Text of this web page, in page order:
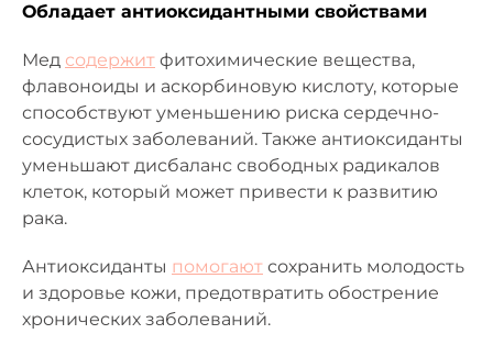
Обладает антиоксидантными свойствами
Мед содержит фитохимические вещества,
флавоноиды и аскорбиновую кислоту, которые
способствуют уменьшению риска сердечно-
сосудистых заболеваний. Также антиоксиданты
уменьшают дисбаланс свободных радикалов
клеток, который может привести к развитию
рака.
Антиоксиданты помогают сохранить молодость
и здоровье кожи, предотвратить обострение
хронических заболеваний.